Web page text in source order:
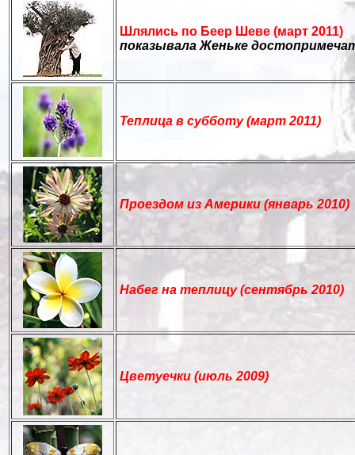
Шлялись по Беер Шеве (март 2011)
показывала Женьке
Теплица в субботу (март 2011)
Проездом из Америки (январь 2010)
Набег на теплицу (сентябрь 2010)
Цветуечки (июль 2009)